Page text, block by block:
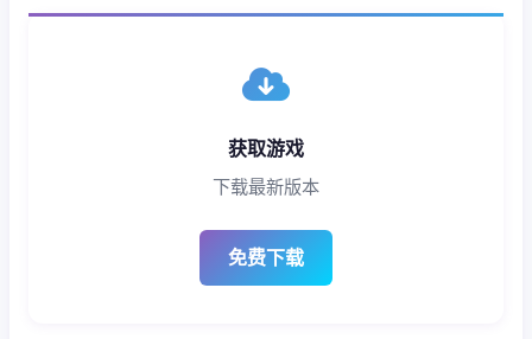
获取游戏
下载最新版本
免费下载